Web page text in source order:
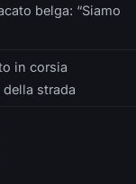
belga: “Siamo
in corsia
della strada